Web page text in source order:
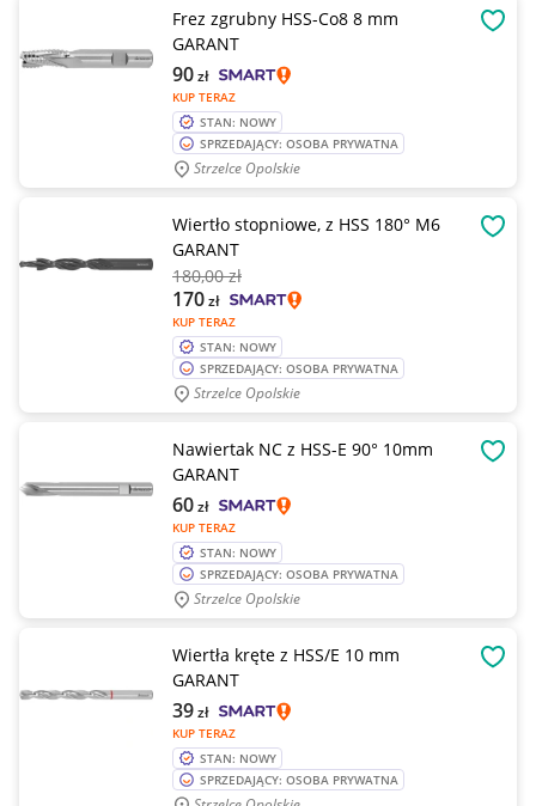
Frez zgrubny HSS-Co8 8 mm
GARANT
KUP TERAZ
90zł
STAN: NOWY
SPRZEDAJĄCY: OSOBA PRYWATNA
Strzelce Opolskie
Wiertło stopniowe, z HSS 180° M6
GARANT
180,00 zł
KUP TERAZ
170zł
STAN: NOWY
SPRZEDAJĄCY: OSOBA PRYWATNA
Strzelce Opolskie
Nawiertak NC z HSS-E 90° 10mm
GARANT
KUP TERAZ
60zł
STAN: NOWY
SPRZEDAJĄCY: OSOBA PRYWATNA
Strzelce Opolskie
Wiertła kręte z HSS/E 10 mm
GARANT
KUP TERAZ
39zł
STAN: NOWY
SPRZEDAJĄCY: OSOBA PRYWATNA